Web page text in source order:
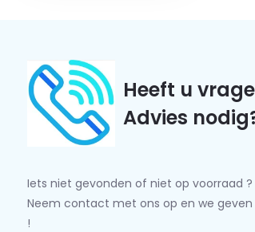
Heeft u
Advies
Iets niet gevonden of niet op voorraad ?
Neem contact met ons op en we geven
!